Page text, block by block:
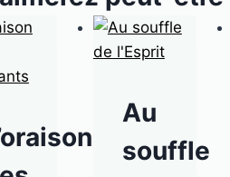
Au
souffle